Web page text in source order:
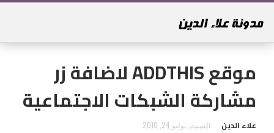
موقع ADDTHIS لاضافة زر
مشاركة الشبكات الاجتماعية
علاء الدين السبت, يوليو 24, 2010